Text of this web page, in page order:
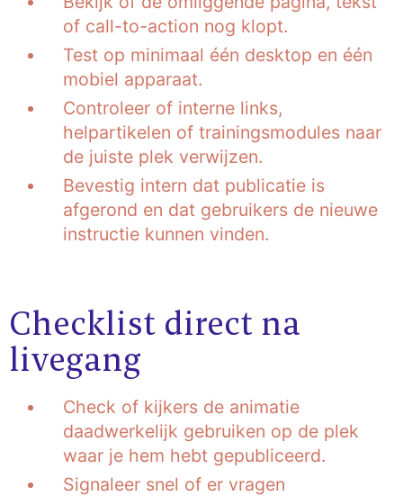
of call-to-action nog klopt.
Test op minimaal één desktop en één
mobiel apparaat.
Controleer of interne links,
helpartikelen of trainingsmodules naar
de juiste plek verwijzen.
Bevestig intern dat publicatie is
afgerond en dat gebruikers de nieuwe
instructie kunnen vinden.
Checklist direct na
livegang
Check of kijkers de animatie
daadwerkelijk gebruiken op de plek
waar je hem hebt gepubliceerd.
Signaleer snel of er vragen